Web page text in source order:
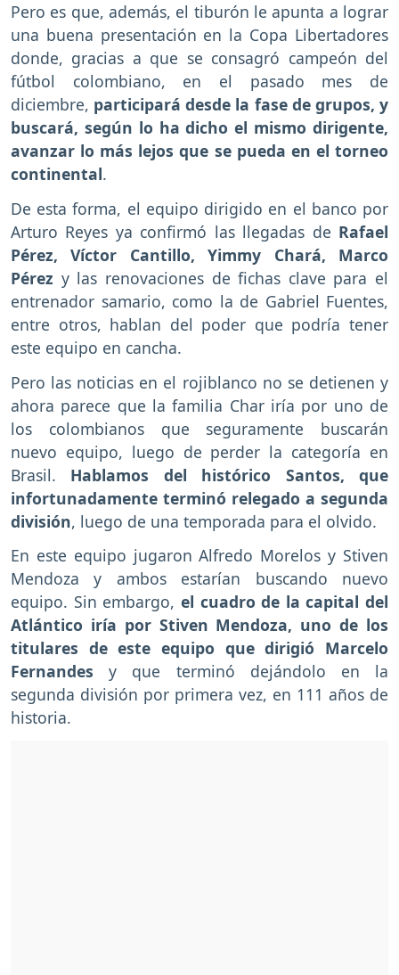
Pero es que, además, el tiburón le apunta a lograr
una buena presentación en la Copa Libertadores
donde, gracias a que se consagró campeón del
fútbol colombiano, en el pasado mes de
diciembre, participará desde la fase de grupos, y
buscará, según lo ha dicho el mismo dirigente,
avanzar lo más lejos que se pueda en el torneo
continental.
De esta forma, el equipo dirigido en el banco por
Arturo Reyes ya confirmó las llegadas de Rafael
Pérez, Víctor Cantillo, Yimmy Chará, Marco
Pérez y las renovaciones de fichas clave para el
entrenador samario, como la de Gabriel Fuentes,
entre otros, hablan del poder que podría tener
este equipo en cancha.
Pero las noticias en el rojiblanco no se detienen y
ahora parece que la familia Char iría por uno de
los colombianos que seguramente buscarán
nuevo equipo, luego de perder la categoría en
Brasil. Hablamos del histórico Santos, que
infortunadamente terminó relegado a segunda
división, luego de una temporada para el olvido.
En este equipo jugaron Alfredo Morelos y Stiven
Mendoza y ambos estarían buscando nuevo
equipo. Sin embargo, el cuadro de la capital del
Atlántico iría por Stiven Mendoza, uno de los
titulares de este equipo que dirigió Marcelo
Fernandes y que terminó dejándolo en la
segunda división por primera vez, en 111 años de
historia.